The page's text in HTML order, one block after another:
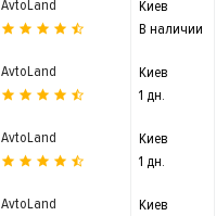
AvtoLand
Киев
В наличии
AvtoLand
Киев
1 дн.
AvtoLand
Киев
1 дн.
AvtoLand
Киев